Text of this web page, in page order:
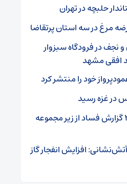
حلبچه در تهران
مرغ در سه استان پرتقاضا
و نجف در فرودگاه سبزوار
افقی مشهد
خود را منتشر کرد
در غزه رسید
وزیر کار: هفته‌ای ۲ گزارش فساد از زیر مجموعه
افزایش انفجار گاز